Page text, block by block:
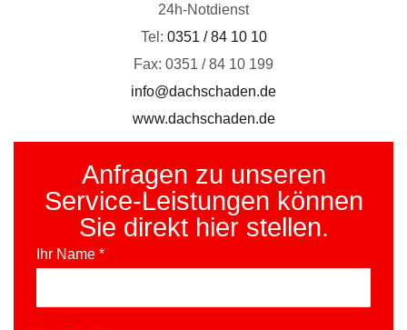
24h-Notdienst
Tel: 0351 / 84 10 10
Fax: 0351 / 84 10 199
info@dachschaden.de
www.dachschaden.de
Anfragen zu unseren
Service-Leis­tungen können
Sie direkt hier stellen.
Ihr Name *